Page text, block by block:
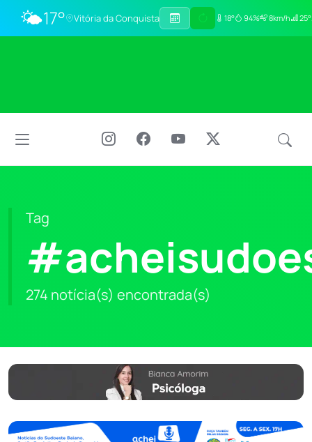
🌤️17° Vitória da Conquista 18° 94% 8km/h
Tag
274 notícia(s) encontrada(s)